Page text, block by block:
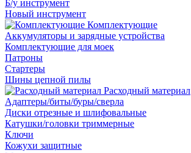
Б/у инструмент
Новый инструмент
Комплектующие
Аккумуляторы и зарядные устройства
Комплектующие для моек
Патроны
Стартеры
Шины цепной пилы
Расходный материал
Адаптеры/биты/буры/сверла
Диски отрезные и шлифовальные
Катушки/головки триммерные
Ключи
Кожухи защитные